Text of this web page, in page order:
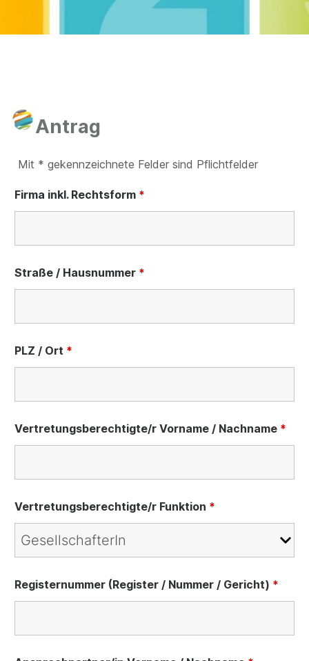
Antrag
Mit * gekennzeichnete Felder sind Pflichtfelder
Firma inkl. Rechtsform *
Straße / Hausnummer *
PLZ / Ort *
Vertretungsberechtigte/r Vorname / Nachname *
Vertretungsberechtigte/r Funktion *
Registernummer (Register / Nummer / Gericht) *